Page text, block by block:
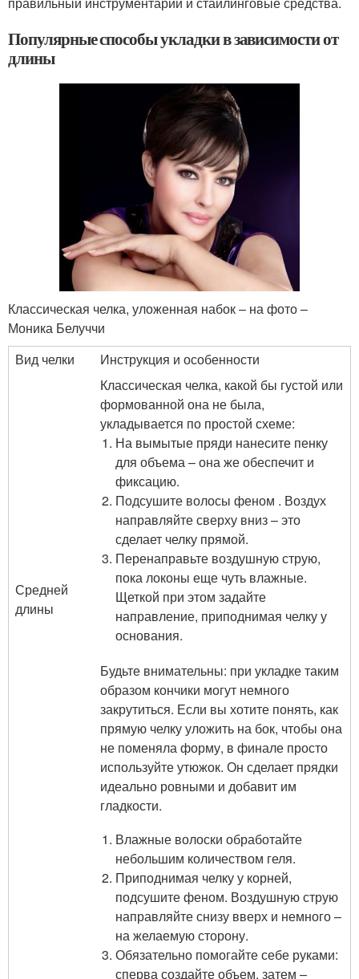
Популярные способы укладки в зависимости от
длины
Классическая челка, уложенная набок – на фото –
Моника Белуччи
Вид челки
Инструкция и особенности
Средней
длины
Классическая челка, какой бы густой или
формованной она не была,
укладывается по простой схеме:
На вымытые пряди нанесите пенку
для объема – она же обеспечит и
фиксацию.
Подсушите волосы феном . Воздух
направляйте сверху вниз – это
сделает челку прямой.
Перенаправьте воздушную струю,
пока локоны еще чуть влажные.
Щеткой при этом задайте
направление, приподнимая челку у
основания.
Будьте внимательны: при укладке таким
образом кончики могут немного
закрутиться. Если вы хотите понять, как
прямую челку уложить на бок, чтобы она
не поменяла форму, в финале просто
используйте утюжок. Он сделает прядки
идеально ровными и добавит им
гладкости.
Влажные волоски обработайте
небольшим количеством геля.
Приподнимая челку у корней,
подсушите феном. Воздушную струю
направляйте снизу вверх и немного –
на желаемую сторону.
Обязательно помогайте себе руками:
сперва создайте объем, затем –